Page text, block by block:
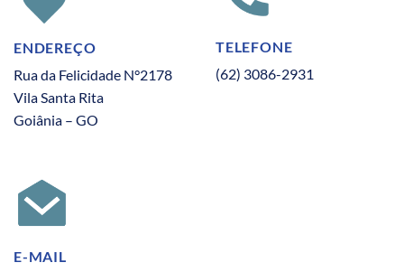
ENDEREÇO
Rua da Felicidade N°2178
Vila Santa Rita
Goiânia – GO
TELEFONE
(62) 3086-2931
E-MAIL